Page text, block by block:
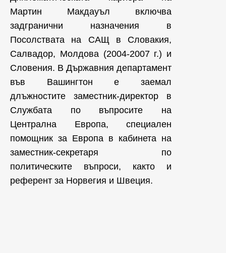
Мартин Макдауъл включва
задгранични назначения в
Посолствата на САЩ в Словакия,
Салвадор, Молдова (2004-2007 г.) и
Словения. В Държавния департамент
във Вашингтон е заемал
длъжностите заместник-директор в
Службата по въпросите на
Централна Европа, специален
помощник за Европа в кабинета на
заместник-секретаря по
политическите въпроси, както и
референт за Норвегия и Швеция.